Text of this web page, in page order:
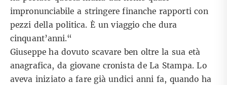
impronunciabile a stringere finanche rapporti con
pezzi della politica. È un viaggio che dura
cinquant’anni.“
Giuseppe ha dovuto scavare ben oltre la sua età
anagrafica, da giovane cronista de La Stampa. Lo
aveva iniziato a fare già undici anni fa, quando ha